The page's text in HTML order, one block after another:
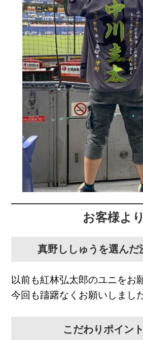
お客様より
真野ししゅうを選んだ
以前も紅林弘太郎のユニをお
今回も躊躇なくお願いしました
こだわりポイン